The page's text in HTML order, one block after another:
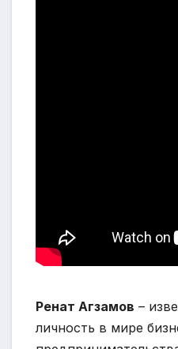
Ренат Агзамов –
личность в мире